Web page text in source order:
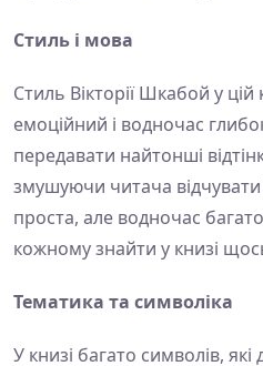
Стиль і мова
Стиль Вікторії Шкабой у
емоційний і водночас
передавати найтонші
змушуючи читача
проста, але водночас
кожному знайти у книзі
Тематика та символіка
У книзі багато символів,